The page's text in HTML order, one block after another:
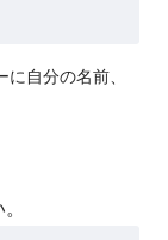
自分の名前、